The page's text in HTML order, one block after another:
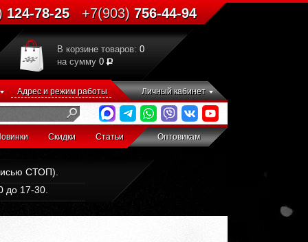
124-78-25 +7(903)756-44-94
В корзине товаров: 0
на сумму 0
Адрес и режим работы Личный кабинет
Скидки Статьи Оптовикам
СТОП).
до 17-30.